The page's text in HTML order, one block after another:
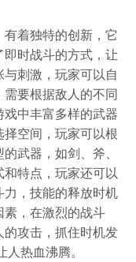
着独特的创新，它
时战斗的方式，让
刺激，玩家可以自
要根据敌人的不同
中丰富多样的武器
空间，玩家可以根
武器，如剑、斧、
特点，玩家还可以
，技能的释放时机
，在激烈的战斗
攻击，抓住时机发
热血沸腾。